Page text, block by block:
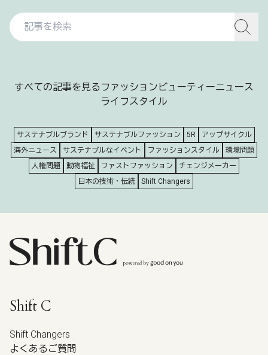
すべての記事を見る ファッションビューティーニュース
ライフスタイル
サステナブルブランド サステナブルファッション 5R
アップサイクル
海外ニュース
サステナブルなイベント ファッションスタイル
環境問題
人権問題
動物福祉 ファストファッション
チェンジメーカー
日本の技術・伝統
Shift Changers
Shift C
Shift Changers
よくあるご質問